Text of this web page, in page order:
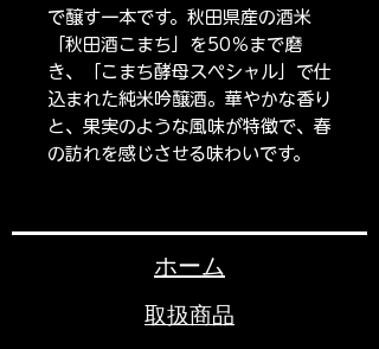
で醸す一本です。秋田県産の酒米
「秋田酒こまち」を50％まで磨
き、「こまち酵母スペシャル」で仕
込まれた純米吟醸酒。華やかな香り
と、果実のような風味が特徴で、春
の訪れを感じさせる味わいです。
ホーム
取扱商品